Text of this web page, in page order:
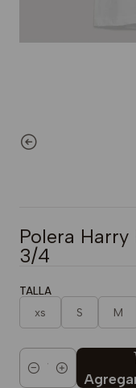
Polera
3/4
TALLA
xs S M
Cantidad